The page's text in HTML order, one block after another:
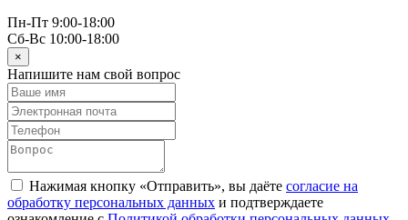
Пн-Пт 9:00-18:00
Сб-Вс 10:00-18:00
×
Напишите нам свой вопрос
Нажимая кнопку «Отправить», вы даёте согласие на
обработку персональных данных и подтверждаете